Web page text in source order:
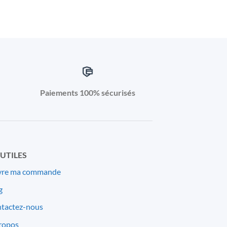
Paiements 100% sécurisés
ma commande
nous